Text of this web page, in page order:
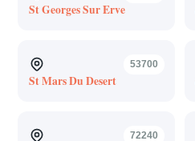
St Georges Sur Erve
53700
St Mars Du Desert
72240